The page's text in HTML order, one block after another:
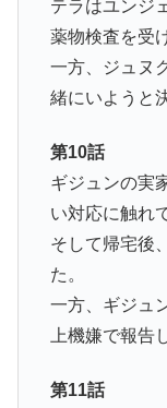
テラはユンジ
薬物検査を受
一方、ジュヌ
緒にいようと
第10話
ギジュンの実
い対応に触れ
そして帰宅後
た。
一方、ギジュ
上機嫌で報告
第11話